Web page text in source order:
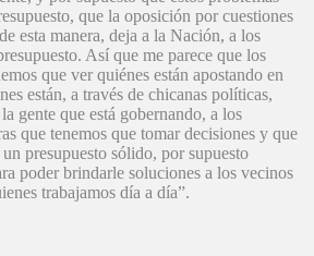
que la oposición por cuestiones
esta manera, deja a la Nación, a los
Así que me parece que los
que ver quiénes están apostando en
están, a través de chicanas políticas,
gente que está gobernando, a los
que tenemos que tomar decisiones y que
presupuesto sólido, por supuesto
poder brindarle soluciones a los vecinos
trabajamos día a día”.